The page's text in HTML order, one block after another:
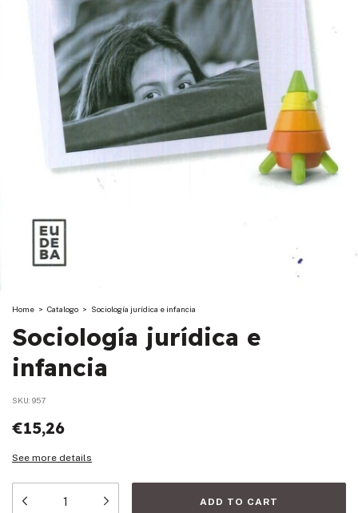
Home > Catalogo > Sociología jurídica e infancia
Sociología jurídica e
infancia
SKU: 957
€15,26
See more details